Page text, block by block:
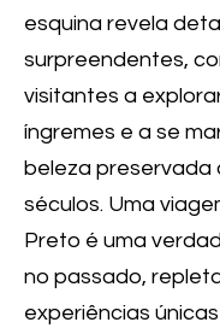
esquina revela
surpreendentes,
visitantes a
íngremes e a se
beleza preservada
séculos. Uma
Preto é uma
no passado,
experiências